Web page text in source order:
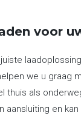
voor
we u graag
thuis als
aansluiting en